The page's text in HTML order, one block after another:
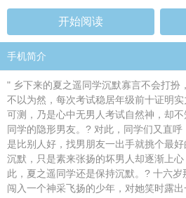
开始阅读
手机简介
" 乡下来的夏之遥同学沉默寡言不会打扮
不以为然，每次考试稳居年级前十证明
可测，乃是心中无男人考试自然神，却
同学的隐形男友。? 对此，同学们又直
是比别人好，找男朋友一出手就挑个最
沉默，只是素来张扬的坏男人却逐渐上
此，夏之遥同学还是保持沉默。? 十六
闯入一个神采飞扬的少年，对她笑时露